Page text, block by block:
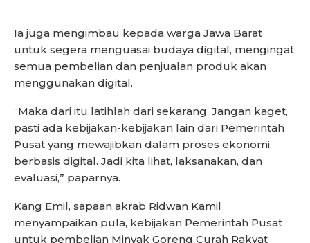
Ia juga mengimbau kepada warga Jawa Barat
untuk segera menguasai budaya digital, mengingat
semua pembelian dan penjualan produk akan
menggunakan digital.
“Maka dari itu latihlah dari sekarang. Jangan kaget,
pasti ada kebijakan-kebijakan lain dari Pemerintah
Pusat yang mewajibkan dalam proses ekonomi
berbasis digital. Jadi kita lihat, laksanakan, dan
evaluasi,” paparnya.
Kang Emil, sapaan akrab Ridwan Kamil
menyampaikan pula, kebijakan Pemerintah Pusat
untuk pembelian Minyak Goreng Curah Rakyat